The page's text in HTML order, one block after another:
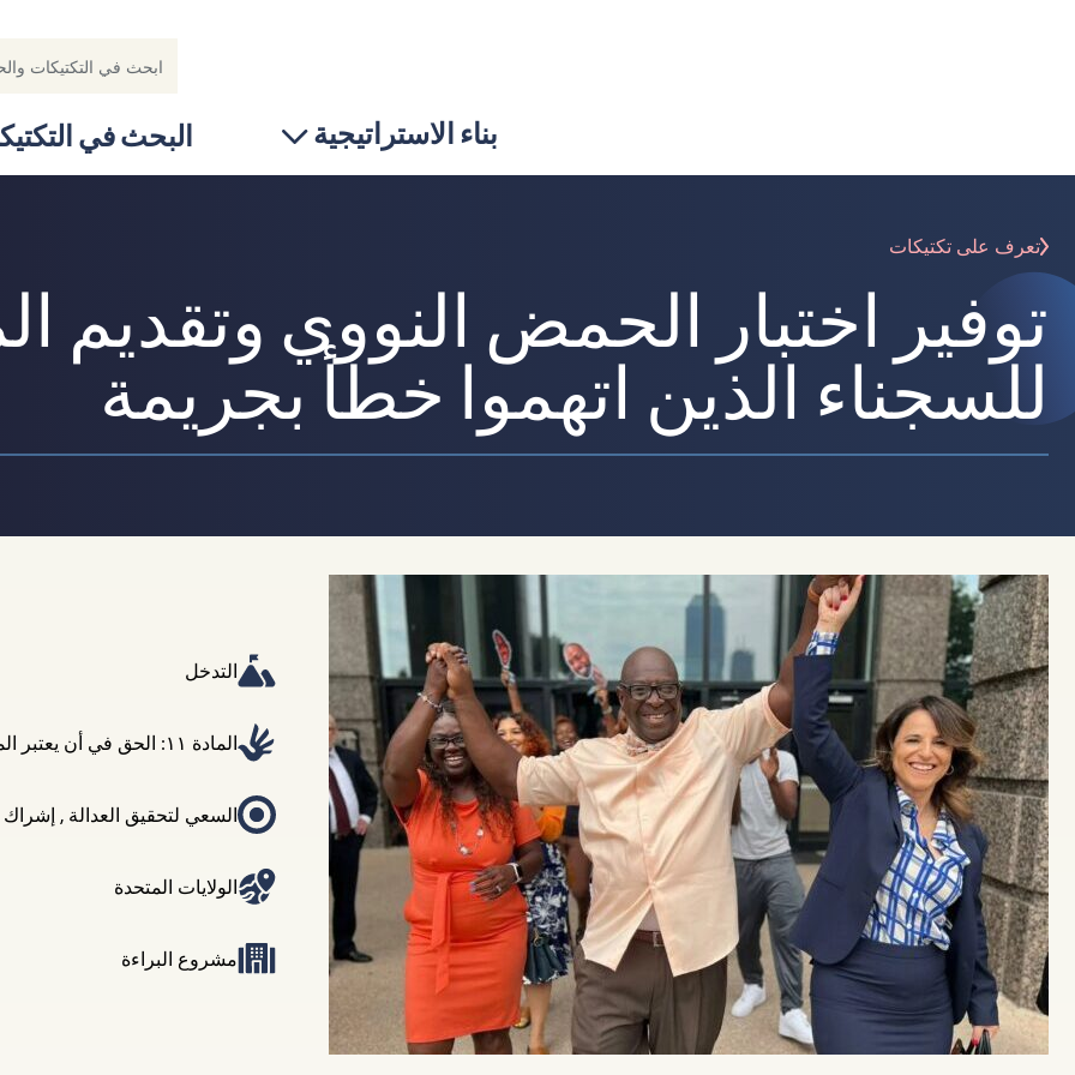
بناء الاستراتيجية البحث في
تعرف على تكتيكات
توفير اختبار الحمض النووي وتقديم
للسجناء الذين اتهموا خطأ بجريمة
التدخل
المادة ١١: الحق في أن يعتبر المتهم بريئاً حتى تثبت إدانته
السعي لتحقيق العدالة , إشراك
الولايات المتحدة
مشروع البراءة